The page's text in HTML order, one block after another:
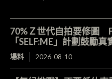
70%Ｚ世代自拍要修圖
「SELF:ME」計劃鼓勵真
場料 2026-08-10